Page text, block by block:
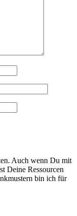
Auch wenn Du mit
Deine Ressourcen
bin ich für